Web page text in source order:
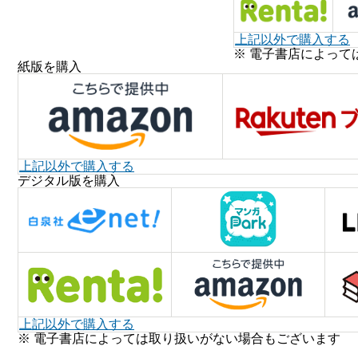
上記以外で購入する
※ 電子書店によって
紙版を購入
上記以外で購入する
デジタル版を購入
上記以外で購入する
※ 電子書店によっては取り扱いがない場合もございます